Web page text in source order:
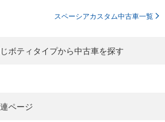
スペーシアカスタム中古車一覧
ボティタイプから中古車を探す
ページ